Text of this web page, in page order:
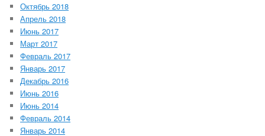
Октябрь 2018
Апрель 2018
Июнь 2017
Март 2017
Февраль 2017
Январь 2017
Декабрь 2016
Июнь 2016
Июнь 2014
Февраль 2014
Январь 2014